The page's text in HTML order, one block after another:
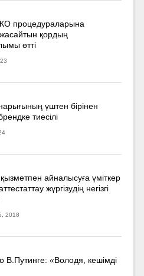
процедураларына
қордың
өтті
үштен бірінен
тиесілі
айналысуға үмiткер
жүргізудің негізгі
2018
В.Путинге: «Володя, кешімді